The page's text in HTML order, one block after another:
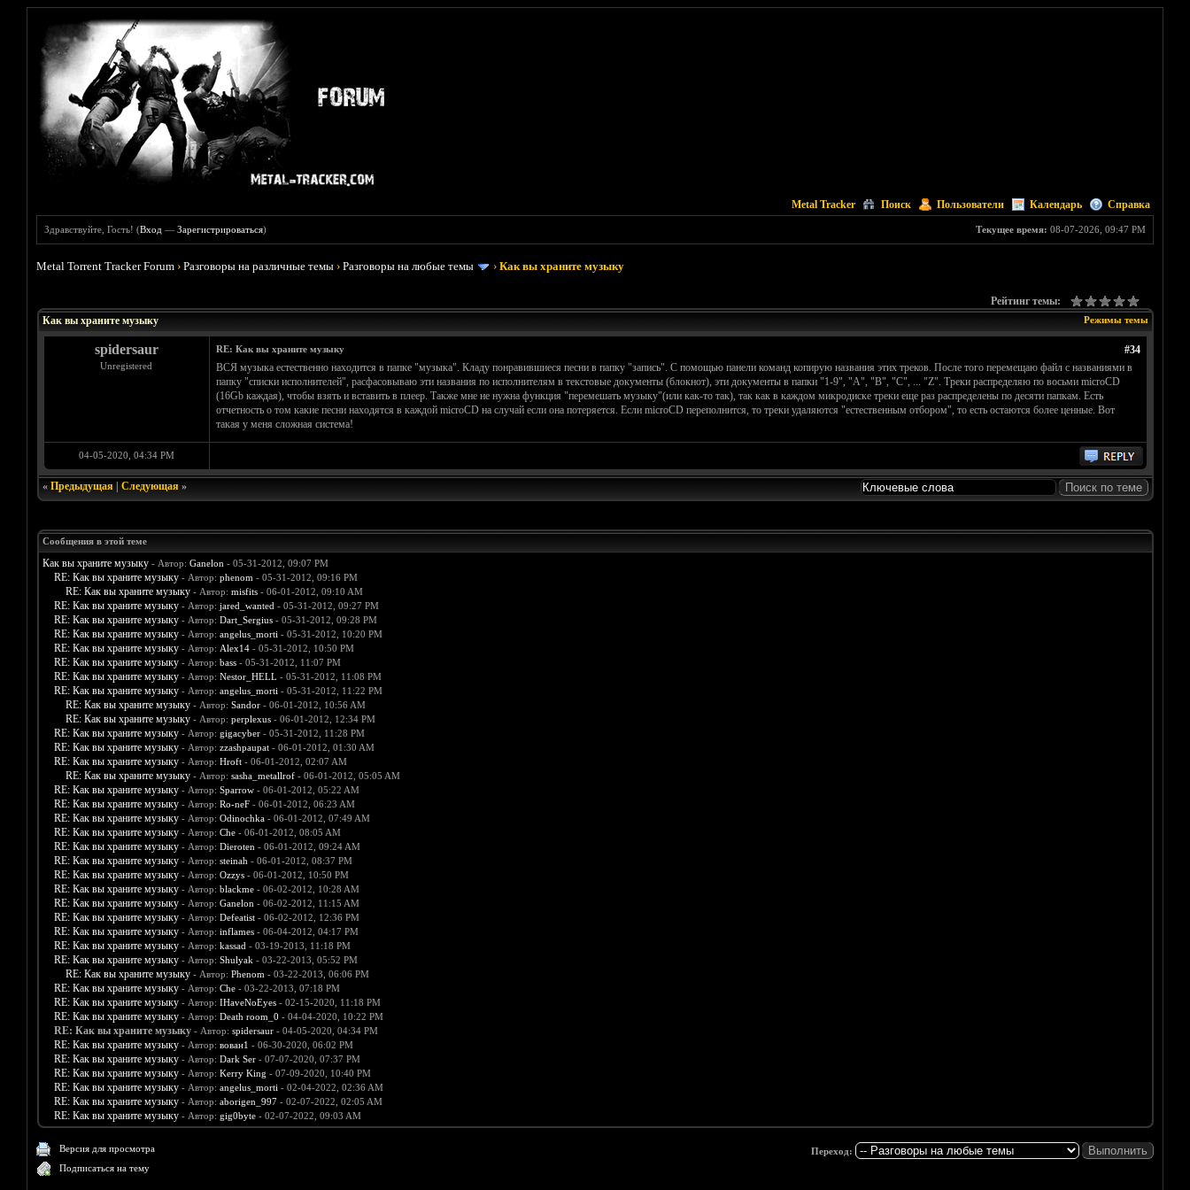
Metal Tracker Поиск Пользователи Календарь Справка
Текущее время: 08-07-2026, 09:47 PM
Здравствуйте, Гость! (Вход —Зарегистрироваться)
Metal Torrent Tracker Forum ›Разговоры на различные темы ›Разговоры на любые темы ›Как вы храните музыку
Рейтинг темы:
Режимы темы
Как вы храните музыку
spidersaur
Unregistered
#34
RE: Как вы храните музыку
ВСЯ музыка естественно находится в папке "музыка". Кладу понравившиеся песни в папку "запись". С помощью панели команд копирую названия этих треков. После того перемещаю файл с названиями в
папку "списки исполнителей", расфасовываю эти названия по исполнителям в текстовые документы (блокнот), эти документы в папки "1-9", "А", "В", "С", ... "Z". Треки распределяю по восьми microCD
(16Gb каждая), чтобы взять и вставить в плеер. Также мне не нужна функция "перемешать музыку"(или как-то так), так как в каждом микродиске треки еще раз распределены по десяти папкам. Есть
отчетность о том какие песни находятся в каждой microCD на случай если она потеряется. Если microCD переполнится, то треки удаляются "естественным отбором", то есть остаются более ценные. Вот
такая у меня сложная система!
04-05-2020, 04:34 PM
« Предыдущая| Следующая»
Сообщения в этой теме
Как вы храните музыку - Автор: Ganelon - 05-31-2012, 09:07 PM
RE: Как вы храните музыку - Автор: phenom - 05-31-2012, 09:16 PM
RE: Как вы храните музыку - Автор: misfits- 06-01-2012, 09:10 AM
RE: Как вы храните музыку - Автор: jared_wanted - 05-31-2012, 09:27 PM
RE: Как вы храните музыку - Автор: Dart_Sergius- 05-31-2012, 09:28 PM
RE: Как вы храните музыку - Автор: angelus_morti - 05-31-2012, 10:20 PM
RE: Как вы храните музыку - Автор: Alex14- 05-31-2012, 10:50 PM
RE: Как вы храните музыку - Автор: bass- 05-31-2012, 11:07 PM
RE: Как вы храните музыку - Автор: Nestor_HELL - 05-31-2012, 11:08 PM
RE: Как вы храните музыку - Автор: angelus_morti - 05-31-2012, 11:22 PM
RE: Как вы храните музыку - Автор: Sandor- 06-01-2012, 10:56 AM
RE: Как вы храните музыку - Автор: perplexus- 06-01-2012, 12:34 PM
RE: Как вы храните музыку - Автор: gigacyber- 05-31-2012, 11:28 PM
RE: Как вы храните музыку - Автор: zzashpaupat- 06-01-2012, 01:30 AM
RE: Как вы храните музыку - Автор: Hroft- 06-01-2012, 02:07 AM
RE: Как вы храните музыку - Автор: sasha_metallrof- 06-01-2012, 05:05 AM
RE: Как вы храните музыку - Автор: Sparrow- 06-01-2012, 05:22 AM
RE: Как вы храните музыку - Автор: Ro-neF- 06-01-2012, 06:23 AM
RE: Как вы храните музыку - Автор: Odinochka- 06-01-2012, 07:49 AM
RE: Как вы храните музыку - Автор: Che- 06-01-2012, 08:05 AM
RE: Как вы храните музыку - Автор: Dieroten - 06-01-2012, 09:24 AM
RE: Как вы храните музыку - Автор: steinah - 06-01-2012, 08:37 PM
RE: Как вы храните музыку - Автор: Ozzys- 06-01-2012, 10:50 PM
RE: Как вы храните музыку - Автор: blackme- 06-02-2012, 10:28 AM
RE: Как вы храните музыку - Автор: Ganelon - 06-02-2012, 11:15 AM
RE: Как вы храните музыку - Автор: Defeatist- 06-02-2012, 12:36 PM
RE: Как вы храните музыку - Автор: inflames- 06-04-2012, 04:17 PM
RE: Как вы храните музыку - Автор: kassad - 03-19-2013, 11:18 PM
RE: Как вы храните музыку - Автор: Shulyak - 03-22-2013, 05:52 PM
RE: Как вы храните музыку - Автор: Phenom - 03-22-2013, 06:06 PM
RE: Как вы храните музыку - Автор: Che- 03-22-2013, 07:18 PM
RE: Как вы храните музыку - Автор: IHaveNoEyes- 02-15-2020, 11:18 PM
RE: Как вы храните музыку - Автор: Death room_0 - 04-04-2020, 10:22 PM
RE: Как вы храните музыку - Автор: spidersaur- 04-05-2020, 04:34 PM
RE: Как вы храните музыку - Автор: вован1 - 06-30-2020, 06:02 PM
RE: Как вы храните музыку - Автор: Dark Ser- 07-07-2020, 07:37 PM
RE: Как вы храните музыку - Автор: Kerry King - 07-09-2020, 10:40 PM
RE: Как вы храните музыку - Автор: angelus_morti - 02-04-2022, 02:36 AM
RE: Как вы храните музыку - Автор: aborigen_997- 02-07-2022, 02:05 AM
RE: Как вы храните музыку - Автор: gig0byte- 02-07-2022, 09:03 AM
Версия для просмотра
Подписаться на тему
Переход: